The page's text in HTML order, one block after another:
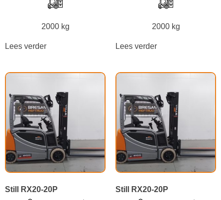
2000 kg
Lees verder
2000 kg
Lees verder
Still RX20-20P Still RX20-20P